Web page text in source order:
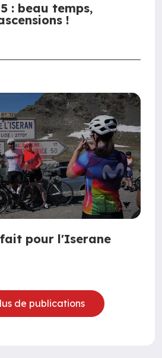
: beau temps,
!
pour l'Iserane
de publications